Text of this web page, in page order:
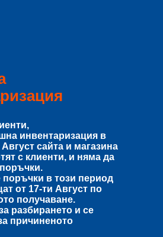
инвентаризация в
Август сайта и магазина
с клиенти, и няма да
поръчки в този период
от 17-ти Август по
получаване.
разбирането и се
причиненото